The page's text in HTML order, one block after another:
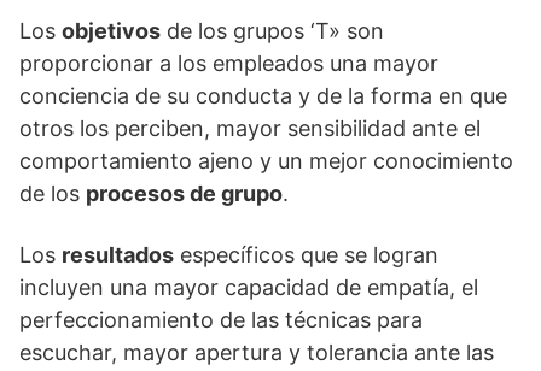
Los objetivos de los grupos ‘T» son
proporcionar a los empleados una mayor
conciencia de su conducta y de la forma en que
otros los perciben, mayor sensibilidad ante el
comportamiento ajeno y un mejor conocimiento
de los procesos de grupo.
Los resultados específicos que se logran
incluyen una mayor capacidad de empatía, el
perfeccionamiento de las técnicas para
escuchar, mayor apertura y tolerancia ante las